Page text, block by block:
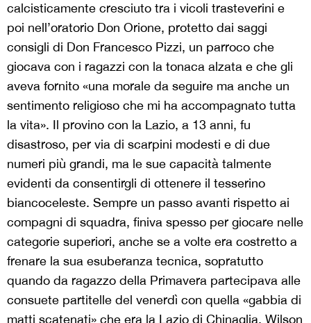
calcisticamente cresciuto tra i vicoli trasteverini e
poi nell’oratorio Don Orione, protetto dai saggi
consigli di Don Francesco Pizzi, un parroco che
giocava con i ragazzi con la tonaca alzata e che gli
aveva fornito «una morale da seguire ma anche un
sentimento religioso che mi ha accompagnato tutta
la vita». Il provino con la Lazio, a 13 anni, fu
disastroso, per via di scarpini modesti e di due
numeri più grandi, ma le sue capacità talmente
evidenti da consentirgli di ottenere il tesserino
biancoceleste. Sempre un passo avanti rispetto ai
compagni di squadra, finiva spesso per giocare nelle
categorie superiori, anche se a volte era costretto a
frenare la sua esuberanza tecnica, sopratutto
quando da ragazzo della Primavera partecipava alle
consuete partitelle del venerdì con quella «gabbia di
matti scatenati» che era la Lazio di Chinaglia, Wilson